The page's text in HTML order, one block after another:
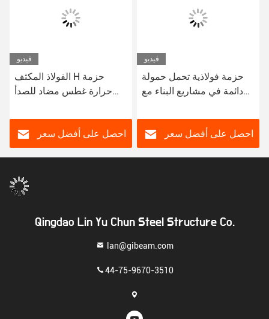
فيديو
الفولاذ المكثف H حزمة
حرارة غطس مضاد للصدأ
احصل على أفضل سعر
فيديو
حزمة فولاذية تحمل حمولة
دائمة في مشاريع البناء مع
احصل على أفضل سعر
Qingdao Lin Yu Chun Steel Structure Co.
lan@gibeam.com
44-75-9670-3510